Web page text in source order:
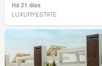
Há 21 dias
LUXURYESTATE